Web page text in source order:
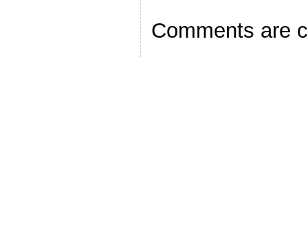
Comments are